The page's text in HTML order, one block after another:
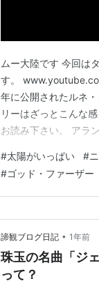
ムー大陸です 今回は
す。
年に公開されたルネ
リーはざっとこんな
お読み下さい。 アラ
連れ戻すように頼ま
子、イタリアにはマ
#太陽がいっぱい #
#ゴッド・ファーザー
諦観ブログ日記 • 1年前
珠玉の名曲「ジ
って？